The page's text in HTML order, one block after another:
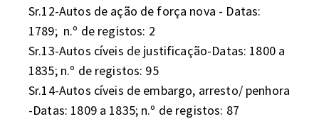
Sr.12-Autos de ação de força nova - Datas:
1789;  n.º de registos: 2
Sr.13-Autos cíveis de justificação-Datas: 1800 a
1835; n.º de registos: 95
Sr.14-Autos cíveis de embargo, arresto/ penhora
-Datas: 1809 a 1835; n.º de registos: 87